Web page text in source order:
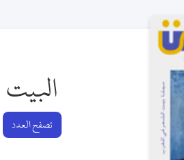
البيت
تصفح العدد